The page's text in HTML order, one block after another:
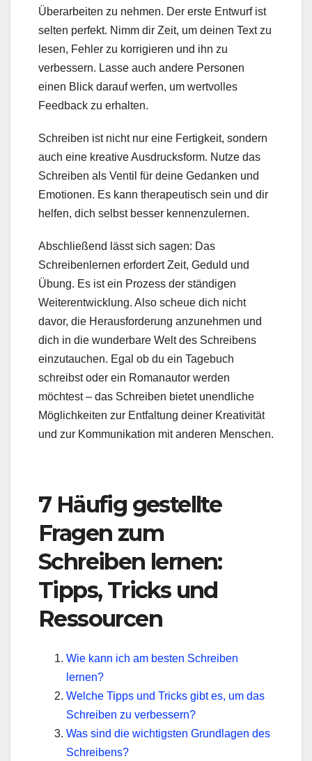
Überarbeiten zu nehmen. Der erste Entwurf ist
selten perfekt. Nimm dir Zeit, um deinen Text zu
lesen, Fehler zu korrigieren und ihn zu
verbessern. Lasse auch andere Personen
einen Blick darauf werfen, um wertvolles
Feedback zu erhalten.
Schreiben ist nicht nur eine Fertigkeit, sondern
auch eine kreative Ausdrucksform. Nutze das
Schreiben als Ventil für deine Gedanken und
Emotionen. Es kann therapeutisch sein und dir
helfen, dich selbst besser kennenzulernen.
Abschließend lässt sich sagen: Das
Schreibenlernen erfordert Zeit, Geduld und
Übung. Es ist ein Prozess der ständigen
Weiterentwicklung. Also scheue dich nicht
davor, die Herausforderung anzunehmen und
dich in die wunderbare Welt des Schreibens
einzutauchen. Egal ob du ein Tagebuch
schreibst oder ein Romanautor werden
möchtest – das Schreiben bietet unendliche
Möglichkeiten zur Entfaltung deiner Kreativität
und zur Kommunikation mit anderen Menschen.
7 Häufig gestellte
Fragen zum
Schreiben lernen:
Tipps, Tricks und
Ressourcen
Wie kann ich am besten Schreiben
lernen?
Welche Tipps und Tricks gibt es, um das
Schreiben zu verbessern?
Was sind die wichtigsten Grundlagen des
Schreibens?